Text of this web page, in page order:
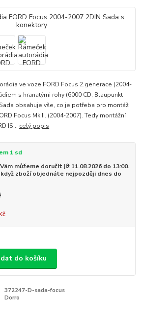
ve voze FORD Focus 2.generace (2004-
s hranatými rohy (6000 CD, Blaupunkt
obsahuje vše, co je potřeba pro montáž
Focus Mk II. (2004-2007). Tedy montážní
IS... celý popis
1 sd
můžeme doručit již 11.08.2026 do 13:00.
zboží objednáte nejpozději dnes do
do košíku
372247-D-sada-focus
Dorro